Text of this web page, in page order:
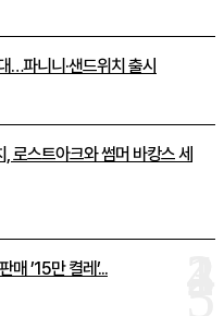
…파니니·샌드위치 출시
로스트아크와 썸머 바캉스 세
’15만 켤레’...